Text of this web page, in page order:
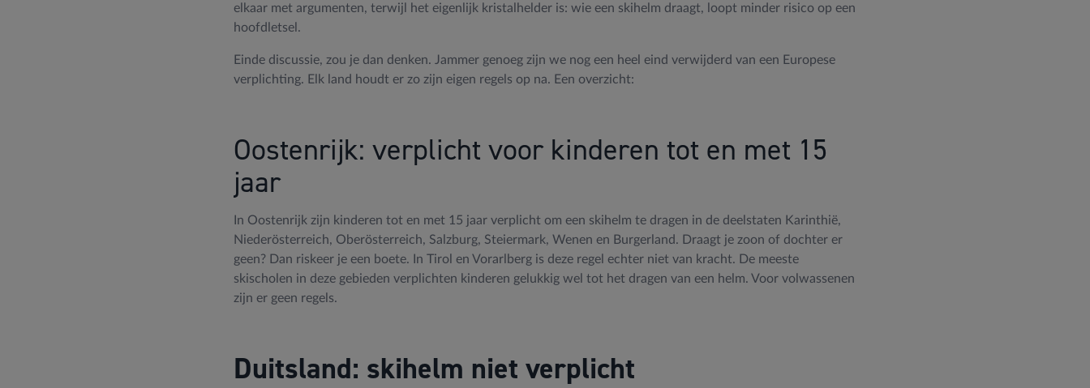
elkaar met argumenten, terwijl het eigenlijk kristalhelder is: wie een skihelm draagt, loopt minder risico op een
hoofdletsel.
Einde discussie, zou je dan denken. Jammer genoeg zijn we nog een heel eind verwijderd van een Europese
verplichting. Elk land houdt er zo zijn eigen regels op na. Een overzicht:
Oostenrijk: verplicht voor kinderen tot en met 15
jaar
In Oostenrijk zijn kinderen tot en met 15 jaar verplicht om een skihelm te dragen in de deelstaten Karinthië,
Niederösterreich, Oberösterreich, Salzburg, Steiermark, Wenen en Burgerland. Draagt je zoon of dochter er
geen? Dan riskeer je een boete. In Tirol en Vorarlberg is deze regel echter niet van kracht. De meeste
skischolen in deze gebieden verplichten kinderen gelukkig wel tot het dragen van een helm. Voor volwassenen
zijn er geen regels.
Duitsland: skihelm niet verplicht